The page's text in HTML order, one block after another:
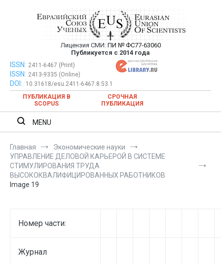
Евразийский Союз Ученых —
публикация научных статей в
ежемесячном научном журнале
Лицензия СМИ: ПИ № ФС77-63060
Публикуется с 2014 года
Евразийский Союз Ученых — публикация научных статей в
ежемесячном научном журнале
ISSN: 2411-6467 (Print)
ISSN: 2413-9335 (Online)
DOI:
10.31618/esu.2411-6467.8.53.1
ПУБЛИКАЦИЯ В
SCOPUS
СРОЧНАЯ
ПУБЛИКАЦИЯ
MENU
Главная
Экономические науки
УПРАВЛЕНИЕ ДЕЛОВОЙ КАРЬЕРОЙ В СИСТЕМЕ
СТИМУЛИРОВАНИЯ ТРУДА
ВЫСОКОКВАЛИФИЦИРОВАННЫХ РАБОТНИКОВ
Image 19
Номер части:
Журнал